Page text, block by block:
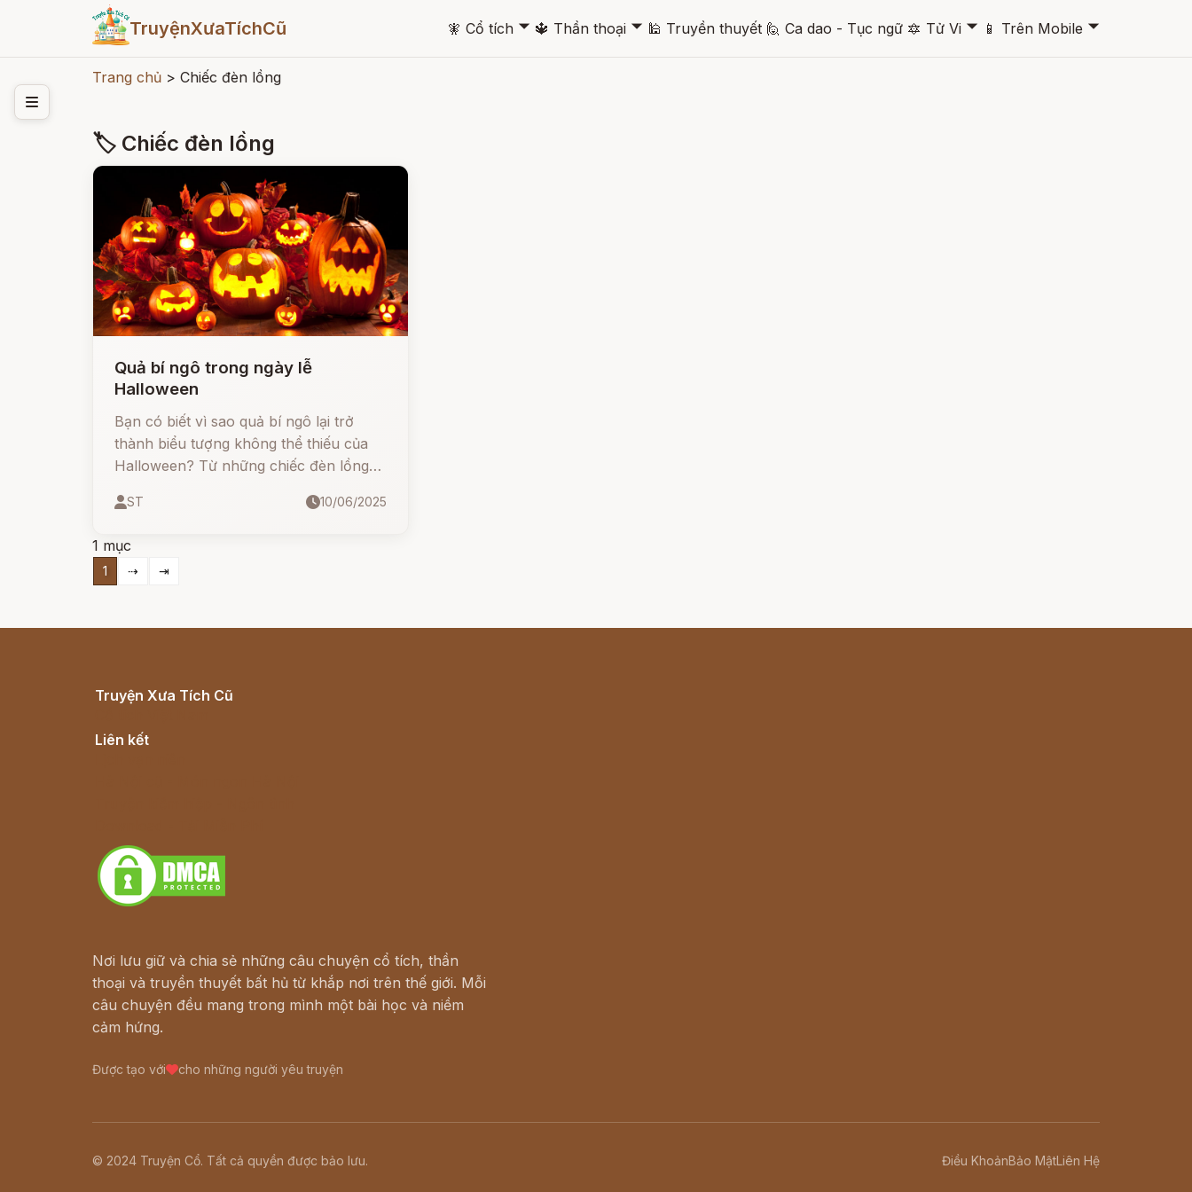
TruyệnXưaTíchCũ 🧚 Cổ tích 🞃 🔱 Thần thoại 🞃 🕌 Truyền thuyết 🙋 Ca dao - Tục ngữ 🔯 Tử Vi 🞃 📱 Trên Mobile 🞃
Trang chủ > Chiếc đèn lồng
🏷 Chiếc đèn lồng
Quả bí ngô trong ngày lễ
Halloween
Bạn có biết vì sao quả bí ngô lại trở
thành biểu tượng không thể thiếu của
Halloween? Từ những chiếc đèn lồng
ảnh khuôn mặt ranh mãnh được khắc
một truyền thuyết kỳ bí về anh chàng
Jack Hà Tiện.
ST 10/06/2025
1 mục
1 ⇢ ⇥
Truyện Xưa Tích Cũ
Liên kết
Nơi lưu giữ và chia sẻ những câu chuyện cổ tích, thần
thoại và truyền thuyết bất hủ từ khắp nơi trên thế giới. Mỗi
câu chuyện đều mang trong mình một bài học và niềm
cảm hứng.
Được tạo với cho những người yêu truyện
© 2024 Truyện Cổ. Tất cả quyền được bảo lưu. Điều KhoảnBảo MậtLiên Hệ